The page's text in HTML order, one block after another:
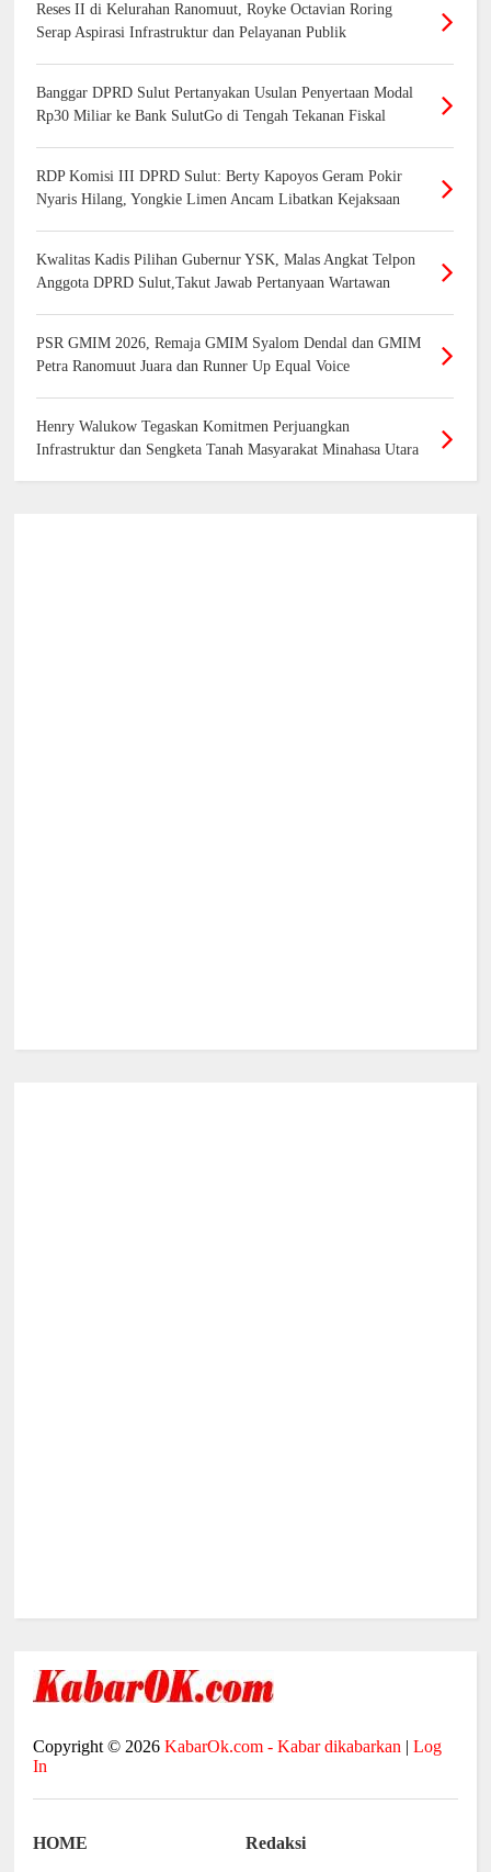
Reses II di Kelurahan Ranomuut, Royke Octavian Roring
Serap Aspirasi Infrastruktur dan Pelayanan Publik
Banggar DPRD Sulut Pertanyakan Usulan Penyertaan Modal
Rp30 Miliar ke Bank SulutGo di Tengah Tekanan Fiskal
RDP Komisi III DPRD Sulut: Berty Kapoyos Geram Pokir
Nyaris Hilang, Yongkie Limen Ancam Libatkan Kejaksaan
Kwalitas Kadis Pilihan Gubernur YSK, Malas Angkat Telpon
Anggota DPRD Sulut,Takut Jawab Pertanyaan Wartawan
PSR GMIM 2026, Remaja GMIM Syalom Dendal dan GMIM
Petra Ranomuut Juara dan Runner Up Equal Voice
Henry Walukow Tegaskan Komitmen Perjuangkan
Infrastruktur dan Sengketa Tanah Masyarakat Minahasa Utara
Copyright © 2026KabarOk.com - Kabar dikabarkan |Log
In
HOME Redaksi